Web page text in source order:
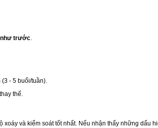
như trước.
- 5 buổi/tuần).
thế.
xoáy và kiểm soát tốt nhất. Nếu nhận thấy những dấu